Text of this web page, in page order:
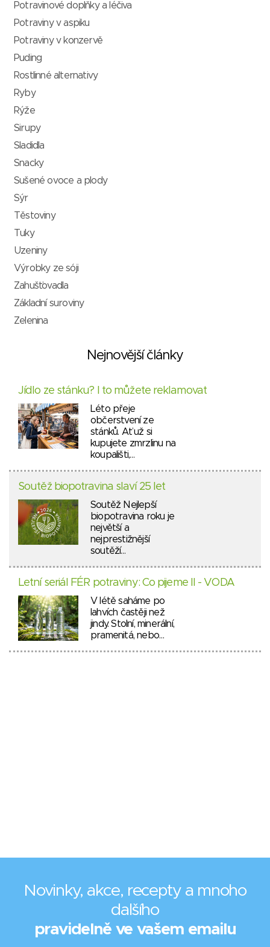
Potravinové doplňky a léčiva
Potraviny v aspiku
Potraviny v konzervě
Puding
Rostlinné alternativy
Ryby
Rýže
Sirupy
Sladidla
Snacky
Sušené ovoce a plody
Sýr
Těstoviny
Tuky
Uzeniny
Výrobky ze sóji
Zahušťovadla
Základní suroviny
Zelenina
Nejnovější články
Jídlo ze stánku? I to můžete reklamovat
Léto přeje
občerstvení ze
stánků. Ať už si
kupujete zmrzlinu na
koupališti,…
Soutěž biopotravina slaví 25 let
Soutěž Nejlepší
biopotravina roku je
největší a
nejprestižnější
soutěží…
Letní seriál FÉR potraviny: Co pijeme II - VODA
V létě saháme po
lahvích častěji než
jindy. Stolní, minerální,
pramenitá, nebo…
Novinky, akce, recepty a mnoho
dalšího
pravidelně ve vašem emailu